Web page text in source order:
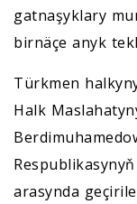
gatnaşyklary
birnäçe anyk
Türkmen
Halk
arasynda